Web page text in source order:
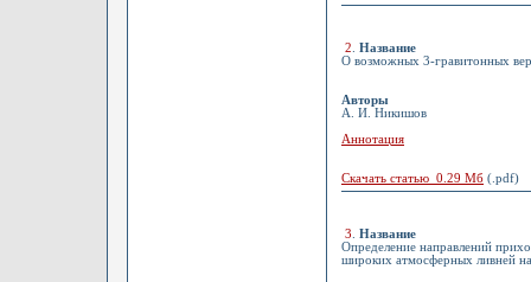
2
Название
О возможных 3-гравитонных
Авторы
А. И. Никишов
Аннотация
Скачать статью 0.29 Мб (.pdf)
3
Название
Определение направлений
широких атмосферных ливней